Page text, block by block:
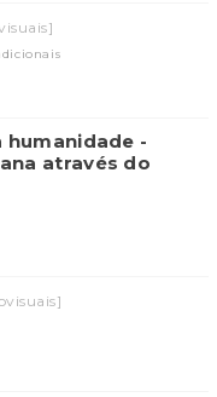
humanidade -
através do